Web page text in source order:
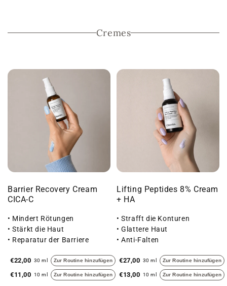
Cremes
Barrier Recovery Cream
CICA-C
• Mindert Rötungen
• Stärkt die Haut
• Reparatur der Barriere
€22,00 30 ml Zur Routine hinzufügen
€11,00 10 ml Zur Routine hinzufügen
Lifting Peptides 8% Cream
+ HA
• Strafft die Konturen
• Glattere Haut
• Anti-Falten
€27,00 30 ml Zur Routine hinzufügen
€13,00 10 ml Zur Routine hinzufügen